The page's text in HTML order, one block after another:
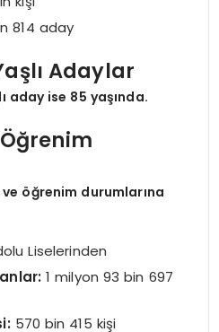
814 aday
Adaylar
aday ise 85 yaşında.
öğrenim durumlarına
Liselerinden
1 milyon 93 bin 697
570 bin 415 kişi